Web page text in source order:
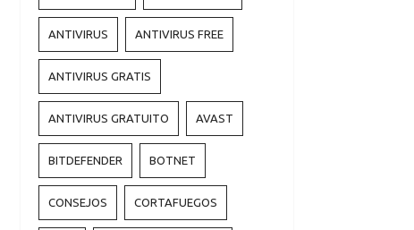
ANTIVIRUS ANTIVIRUS FREE
ANTIVIRUS GRATIS
ANTIVIRUS GRATUITO AVAST
BITDEFENDER BOTNET
CONSEJOS CORTAFUEGOS